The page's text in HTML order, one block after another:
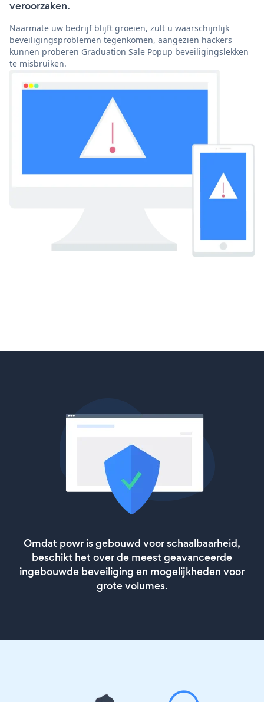
veroorzaken.
Naarmate uw bedrijf blijft groeien, zult u waarschijnlijk
beveiligingsproblemen tegenkomen, aangezien hackers
kunnen proberen Graduation Sale Popup beveiligingslekken
te misbruiken.
Omdat powr is gebouwd voor schaalbaarheid,
beschikt het over de meest geavanceerde
ingebouwde beveiliging en mogelijkheden voor
grote volumes.